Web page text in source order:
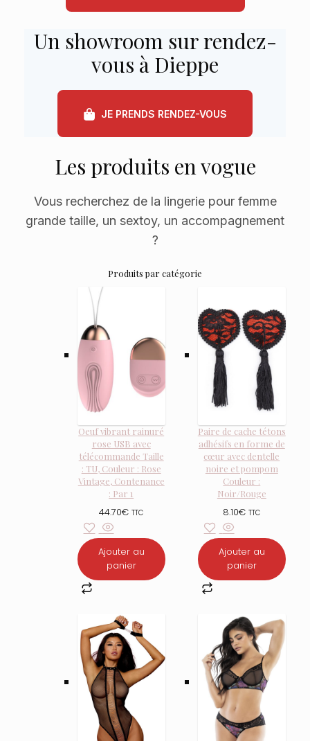
Un showroom sur rendez-
vous à Dieppe
JE PRENDS RENDEZ-VOUS
Les produits en vogue
Vous recherchez de la lingerie pour femme
grande taille, un sextoy, un accompagnement
?
Produits par catégorie
Oeuf vibrant rainuré
rose USB avec
télécommande Taille
: TU, Couleur : Rose
Vintage, Contenance
: Par 1
44.70€ TTC
Ajouter au
panier
Paire de cache tétons
adhésifs en forme de
cœur avec dentelle
noire et pompom
Couleur :
Noir/Rouge
8.10€ TTC
Ajouter au
panier